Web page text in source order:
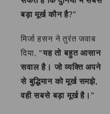
बड़ा मूर्ख कौन है?”
मिर्जा हसन ने तुरंत जवाब
दिया, “यह तो बहुत आसान
सवाल है। जो व्यक्ति अपने
से बुद्धिमान को मूर्ख समझे,
वही सबसे बड़ा मूर्ख है।”